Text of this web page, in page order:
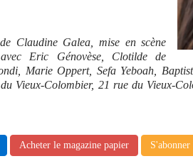
de Claudine Galea, mise en scène
Eric Génovèse, Clotilde de
Marie Oppert, Sefa Yeboah,
Vieux-Colombier, 21 rue du Vieux-
Acheter le magazine papier